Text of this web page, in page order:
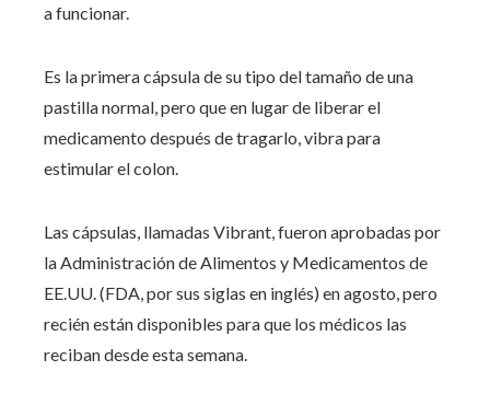
a funcionar.
Es la primera cápsula de su tipo del tamaño de una
pastilla normal, pero que en lugar de liberar el
medicamento después de tragarlo, vibra para
estimular el colon.
Las cápsulas, llamadas Vibrant, fueron aprobadas por
la Administración de Alimentos y Medicamentos de
EE.UU. (FDA, por sus siglas en inglés) en agosto, pero
recién están disponibles para que los médicos las
reciban desde esta semana.